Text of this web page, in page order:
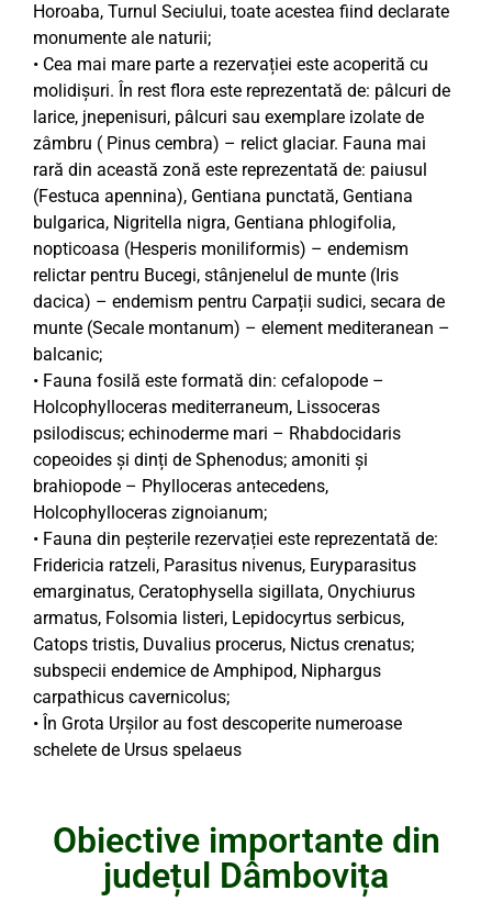
Horoaba, Turnul Seciului, toate acestea fiind declarate
monumente ale naturii;
• Cea mai mare parte a rezervației este acoperită cu
molidișuri. În rest flora este reprezentată de: pâlcuri de
larice, jnepenisuri, pâlcuri sau exemplare izolate de
zâmbru ( Pinus cembra) – relict glaciar. Fauna mai
rară din această zonă este reprezentată de: paiusul
(Festuca apennina), Gentiana punctată, Gentiana
bulgarica, Nigritella nigra, Gentiana phlogifolia,
nopticoasa (Hesperis moniliformis) – endemism
relictar pentru Bucegi, stânjenelul de munte (Iris
dacica) – endemism pentru Carpații sudici, secara de
munte (Secale montanum) – element mediteranean –
balcanic;
• Fauna fosilă este formată din: cefalopode –
Holcophylloceras mediterraneum, Lissoceras
psilodiscus; echinoderme mari – Rhabdocidaris
copeoides și dinți de Sphenodus; amoniti și
brahiopode – Phylloceras antecedens,
Holcophylloceras zignoianum;
• Fauna din peșterile rezervației este reprezentată de:
Fridericia ratzeli, Parasitus nivenus, Euryparasitus
emarginatus, Ceratophysella sigillata, Onychiurus
armatus, Folsomia listeri, Lepidocyrtus serbicus,
Catops tristis, Duvalius procerus, Nictus crenatus;
subspecii endemice de Amphipod, Niphargus
carpathicus cavernicolus;
• În Grota Urșilor au fost descoperite numeroase
schelete de Ursus spelaeus
Obiective importante din
județul Dâmbovița